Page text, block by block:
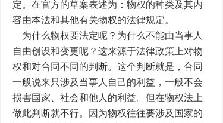
定。在官方的草案表述为：物权的种类及其内
容由本法和其他有关物权的法律规定。
为什么物权要法定呢？为什么不能由当事人
自由创设和变更呢？这来源于法律政策上对物
权和对合同不同的判断。这个判断就是，合同
一般说来只涉及当事人自己的利益，一般不会
损害国家、社会和他人的利益。但在物权法上
做此判断就不行。因为物权往往要涉及国家的